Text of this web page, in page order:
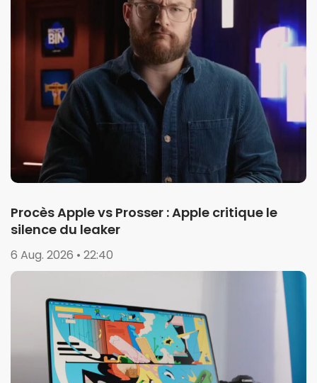
Procès Apple vs Prosser : Apple critique le
silence du leaker
6 Aug. 2026 • 22:40